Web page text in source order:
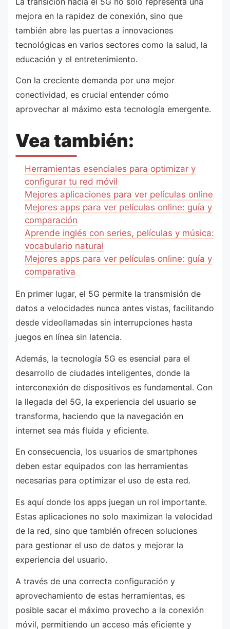
mejora en la rapidez de conexión, sino que
también abre las puertas a innovaciones
tecnológicas en varios sectores como la salud, la
educación y el entretenimiento.
Con la creciente demanda por una mejor
conectividad, es crucial entender cómo
aprovechar al máximo esta tecnología emergente.
Vea también:
Herramientas esenciales para optimizar y
configurar tu red móvil
Mejores aplicaciones para ver películas online
Mejores apps para ver películas online: guía y
comparación
Aprende inglés con series, películas y música:
vocabulario natural
Mejores apps para ver películas online: guía y
comparativa
En primer lugar, el 5G permite la transmisión de
datos a velocidades nunca antes vistas, facilitando
desde videollamadas sin interrupciones hasta
juegos en línea sin latencia.
Además, la tecnología 5G es esencial para el
desarrollo de ciudades inteligentes, donde la
interconexión de dispositivos es fundamental. Con
la llegada del 5G, la experiencia del usuario se
transforma, haciendo que la navegación en
internet sea más fluida y eficiente.
En consecuencia, los usuarios de smartphones
deben estar equipados con las herramientas
necesarias para optimizar el uso de esta red.
Es aquí donde los apps juegan un rol importante.
Estas aplicaciones no solo maximizan la velocidad
de la red, sino que también ofrecen soluciones
para gestionar el uso de datos y mejorar la
experiencia del usuario.
A través de una correcta configuración y
aprovechamiento de estas herramientas, es
posible sacar el máximo provecho a la conexión
móvil, permitiendo un acceso más eficiente y